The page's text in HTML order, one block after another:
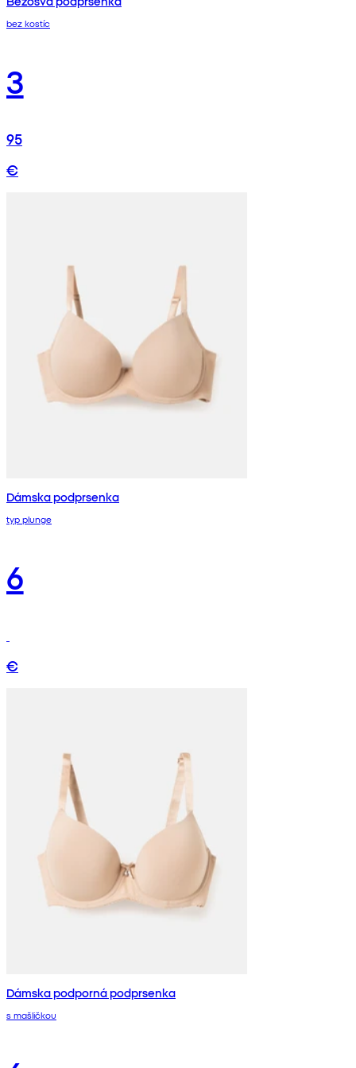
bez kostíc
3
95
€
Dámska podprsenka
typ plunge
6
€
Dámska podporná podprsenka
s mašličkou